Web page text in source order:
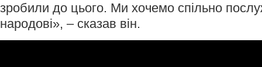
зробили до цього. Ми хочемо спільно
народові», – сказав він.